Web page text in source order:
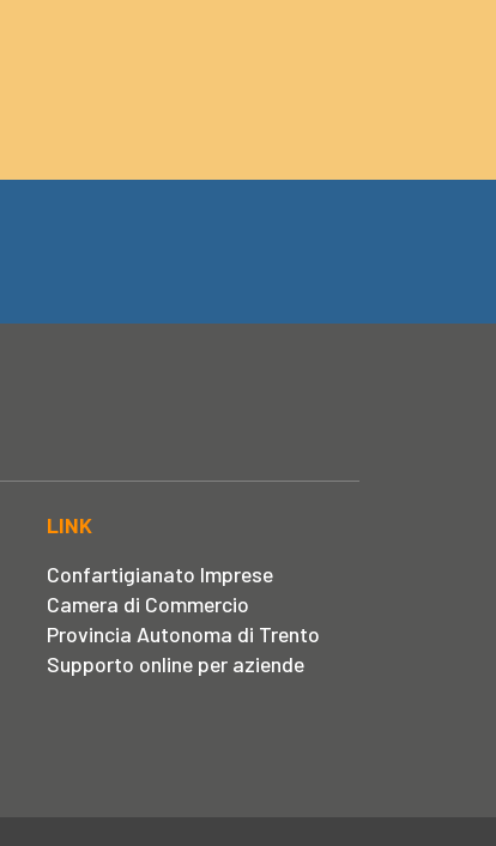
LINK
Confartigianato Imprese
Camera di Commercio
Provincia Autonoma di Trento
Supporto online per aziende